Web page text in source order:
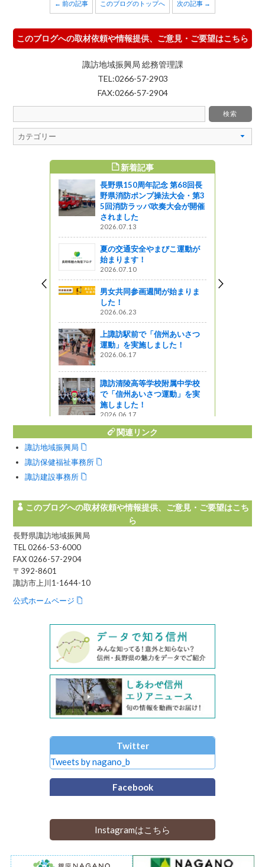
← 前の記事 このブログのトップへ 次の記事 →
このブログへの取材依頼や情報提供、ご意見・ご要望はこちら
諏訪地域振興局 総務管理課
TEL:0266-57-2903
FAX:0266-57-2904
新着記事
長野県150周年記念 第68回長
野県消防ポンプ操法大会・第3
5回消防ラッパ吹奏大会が開催
されました
2026.07.13
夏の交通安全やまびこ運動が
始まります！
2026.07.10
男女共同参画週間が始まりま
した！
2026.06.23
上諏訪駅前で「信州あいさつ
運動」を実施しました！
2026.06.17
諏訪清陵高等学校附属中学校
で「信州あいさつ運動」を実
施しました！
2026.06.17
関連リンク
諏訪地域振興局
諏訪保健福祉事務所
諏訪建設事務所
このブログへの取材依頼や情報提供、ご意見・ご要望はこち
ら
長野県諏訪地域振興局
TEL 0266-53-6000
FAX 0266-57-2904
〒392-8601
諏訪市上川1-1644-10
公式ホームページ
Twitter
Tweets by nagano_b
Facebook
Instagramはこちら